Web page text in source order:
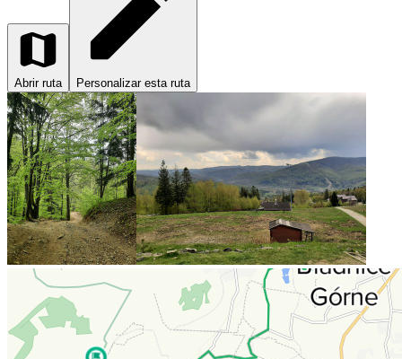
Abrir ruta Personalizar esta ruta